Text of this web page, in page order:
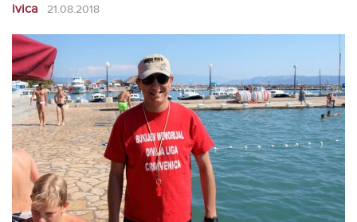
ivica 21.08.2018